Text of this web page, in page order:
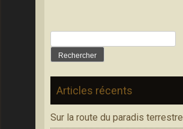
Articles récents
Sur la route du paradis terrestre